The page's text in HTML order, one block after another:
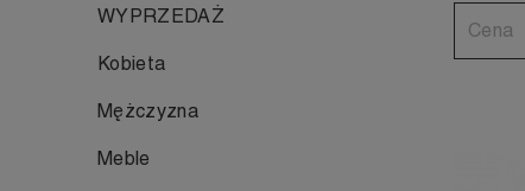
WYPRZEDAŻ
Kobieta
Mężczyzna
Meble
Cena